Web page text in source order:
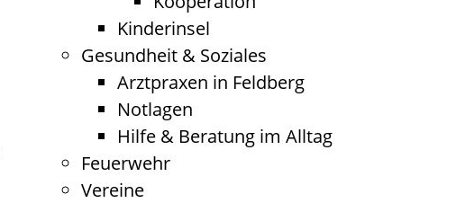
Kinderinsel
Gesundheit & Soziales
Arztpraxen in Feldberg
Notlagen
Hilfe & Beratung im Alltag
Feuerwehr
Vereine